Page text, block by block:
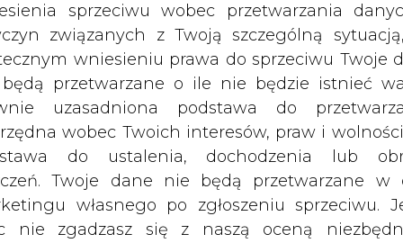
sprzeciwu wobec przetwarzania
związanych z Twoją szczególną
wniesieniu prawa do sprzeciwu Twoje
przetwarzane o ile nie będzie istnieć
uzasadniona podstawa do
wobec Twoich interesów, praw i
do ustalenia, dochodzenia lub
Twoje dane nie będą przetwarzane w
własnego po zgłoszeniu sprzeciwu.
nie zgadzasz się z naszą oceną
komunikacji miejskiej zamierza
- zadeklarowała w ubiegłym
w Berlinie (BVG) mają trafić
elektrycznych. Dostawy mają być
zamówiła po pętnąście 12-
Solarisa. Koszt zakupu wszystkich